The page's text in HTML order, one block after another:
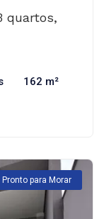
quartos,
162 m²
Pronto para Morar